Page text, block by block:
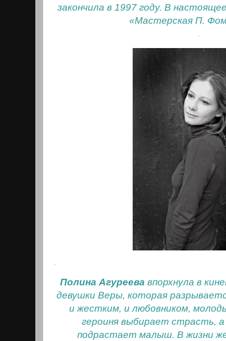
закончила в 1997 году. В
«Мастерская П.
.
.
Полина Агуреева впорхнула в
девушки Веры, которая
и жестким, и любовником,
героиня выбирает страсть, а
подрастает малыш. В жизни